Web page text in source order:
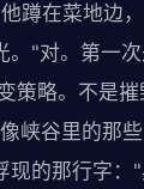
蹲在菜地边
。"对。第一
策略。不是
峡谷里的那
现的那行字：